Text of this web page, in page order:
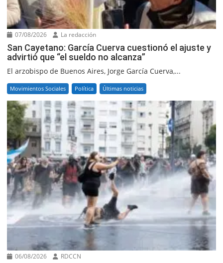
07/08/2026 La redacción
San Cayetano: García Cuerva cuestionó el ajuste y
advirtió que “el sueldo no alcanza”
El arzobispo de Buenos Aires, Jorge García Cuerva,...
Movimientos Sociales Política Últimas noticias
06/08/2026 RDCCN